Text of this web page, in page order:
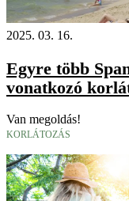
2025. 03. 16.
Egyre több
vonatkozó
Van megoldás!
KORLÁTOZÁS